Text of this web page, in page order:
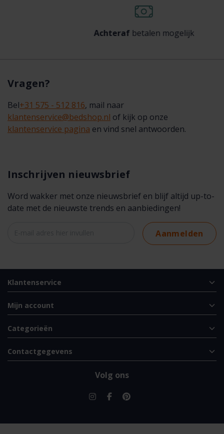
Achterafbetalen mogelijk
Vragen?
Bel+31 575 - 512 816, mail naar
klantenservice@bedshop.nl of kijk op onze
klantenservice pagina en vind snel antwoorden.
Inschrijven nieuwsbrief
Word wakker met onze nieuwsbrief en blijf altijd up-to-
date met de nieuwste trends en aanbiedingen!
Aanmelden
Klantenservice
Mijn account
Categorieën
Contactgegevens
Volg ons